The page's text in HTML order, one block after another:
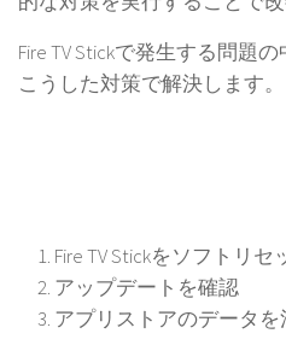
Fire TV Stickで発生する問題
こうした対策で解決します。
Fire TV Stickをソフトリセ
アップデートを確認
アプリストアのデータを